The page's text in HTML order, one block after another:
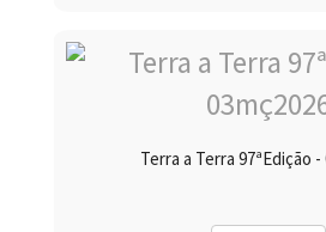
Terra a Terra 97ªEdição -